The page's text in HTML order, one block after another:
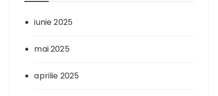
iunie 2025
mai 2025
aprilie 2025